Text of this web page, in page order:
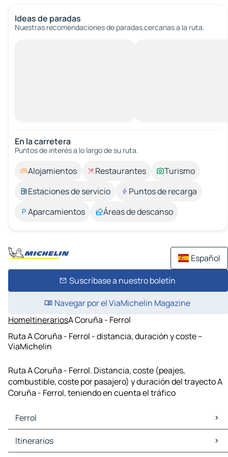
Ideas de paradas
Nuestras recomendaciones de paradas cercanas a la ruta.
En la carretera
Puntos de interés a lo largo de su ruta.
Alojamientos Restaurantes
Turismo
Estaciones de servicio
Puntos de recarga
Aparcamientos
Áreas de descanso
Español
Suscríbase a nuestro boletín
Navegar por el ViaMichelin Magazine
HomeItinerariosA Coruña - Ferrol
Ruta A Coruña - Ferrol - distancia, duración y coste –
ViaMichelin
Ruta A Coruña - Ferrol. Distancia, coste (peajes,
combustible, coste por pasajero) y duración del trayecto A
Coruña - Ferrol, teniendo en cuenta el tráfico
Ferrol
Ferrol Mapas Planos
Ferrol Trafico
Itinerarios